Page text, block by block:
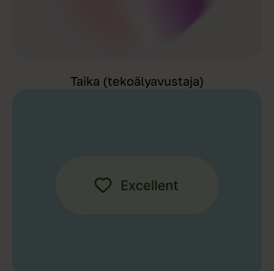
Taika (tekoälyavustaja)